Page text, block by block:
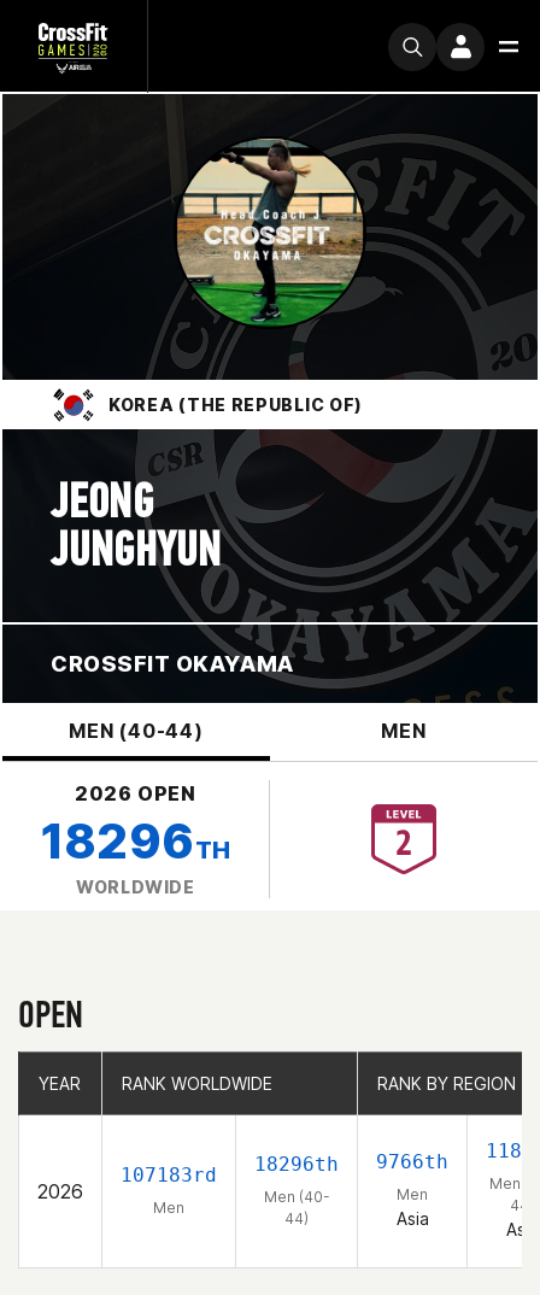
KOREA (THE REPUBLIC OF)
JEONG
JUNGHYUN
CROSSFIT OKAYAMA
MEN (40-44) MEN
2026 OPEN
18296TH
WORLDWIDE
OPEN
YEAR RANK WORLDWIDE RANK BY REGION
2026
107183rd
Men
18296th
Men (40-
44)
9766th
Men
Asia
Men
44)
Asia
YEAR RANK WORLDWIDE RANK BY REGION